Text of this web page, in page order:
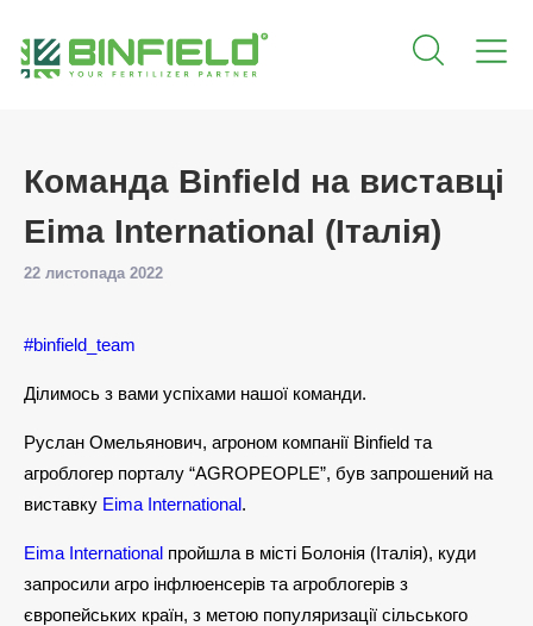
Команда Binfield на виставці
Eima International (Італія)
22 листопада 2022
#binfield_team
Ділимось з вами успіхами нашої команди.
Руслан Омельянович, агроном компанії Binfield та
агроблогер порталу “AGROPEOPLE”, був запрошений на
виставку Eima International.
Eima International пройшла в місті Болонія (Італія), куди
запросили агро інфлюенсерів та агроблогерів з
європейських країн, з метою популяризації сільського